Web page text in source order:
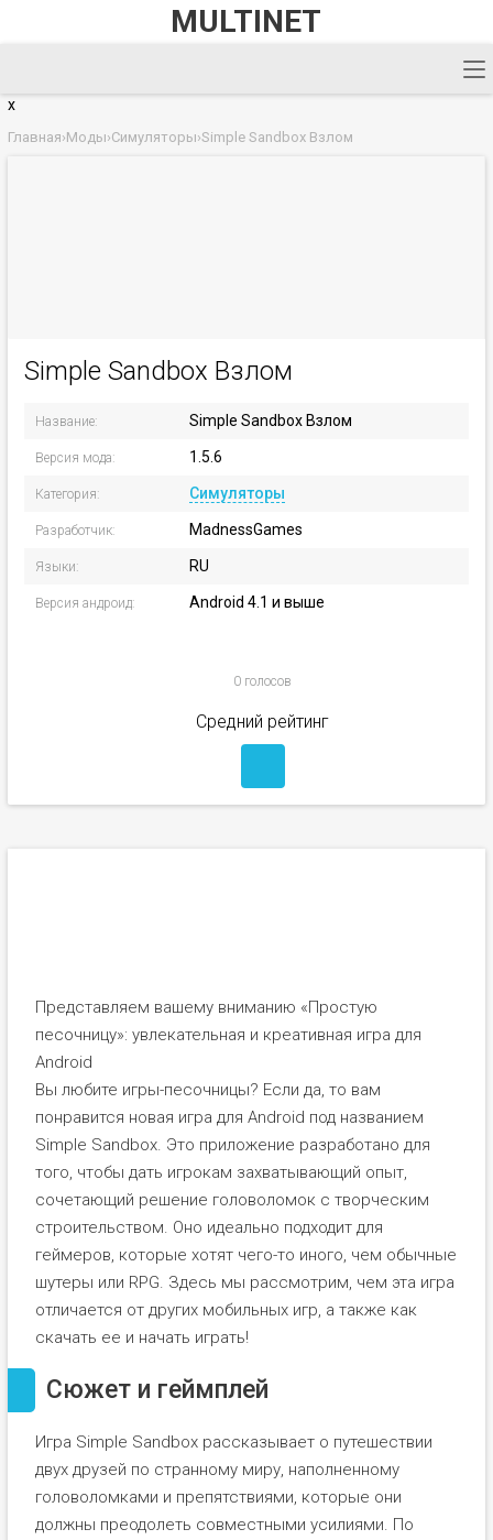
MULTINET
x
Главная›Моды›Симуляторы›Simple Sandbox Взлом
Simple Sandbox Взлом
Название: Simple Sandbox Взлом
Версия мода: 1.5.6
Категория: Симуляторы
Разработчик: MadnessGames
Языки: RU
Версия андроид: Android 4.1 и выше
0 голосов
Средний рейтинг
Представляем вашему вниманию «Простую
песочницу»: увлекательная и креативная игра для
Android
Вы любите игры-песочницы? Если да, то вам
понравится новая игра для Android под названием
Simple Sandbox. Это приложение разработано для
того, чтобы дать игрокам захватывающий опыт,
сочетающий решение головоломок с творческим
строительством. Оно идеально подходит для
геймеров, которые хотят чего-то иного, чем обычные
шутеры или RPG. Здесь мы рассмотрим, чем эта игра
отличается от других мобильных игр, а также как
скачать ее и начать играть!
Сюжет и геймплей
Игра Simple Sandbox рассказывает о путешествии
двух друзей по странному миру, наполненному
головоломками и препятствиями, которые они
должны преодолеть совместными усилиями. По